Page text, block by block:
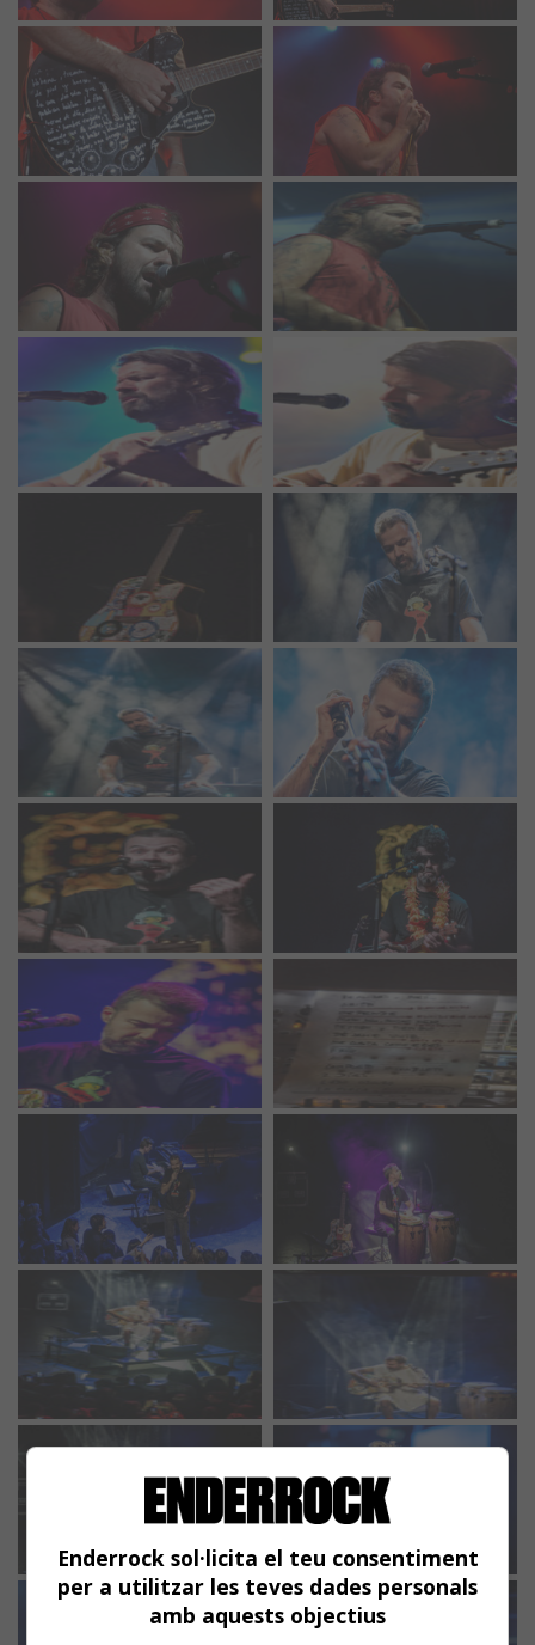
Enderrock sol·licita el teu consentiment
per a utilitzar les teves dades personals
amb aquests objectius